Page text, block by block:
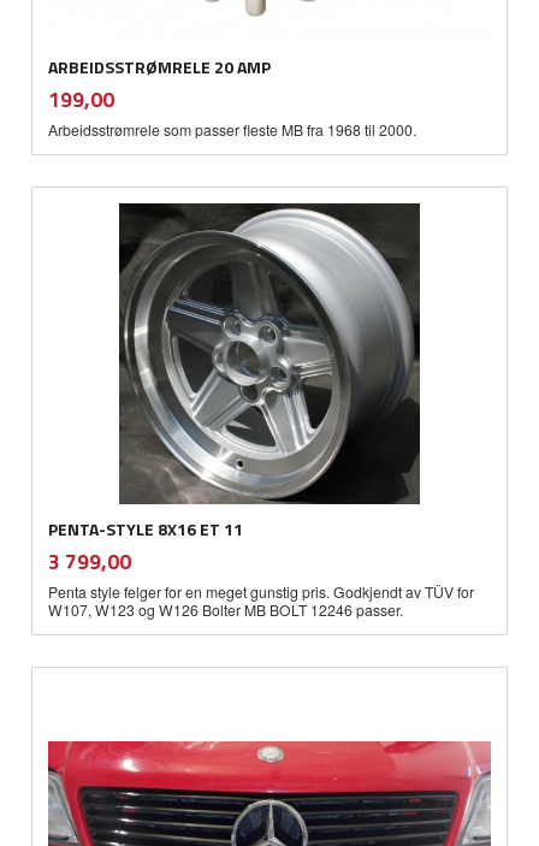
ARBEIDSSTRØMRELE 20 AMP
Pris
199,00mva.
Arbeidsstrømrele som passer fleste MB fra 1968 til 2000.
PENTA-STYLE 8X16 ET 11
Pris
3 799,00mva.
Penta style felger for en meget gunstig pris. Godkjendt av TÜV for
W107, W123 og W126 Bolter MB BOLT 12246 passer.